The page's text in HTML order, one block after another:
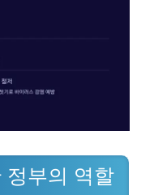
정부의 역할